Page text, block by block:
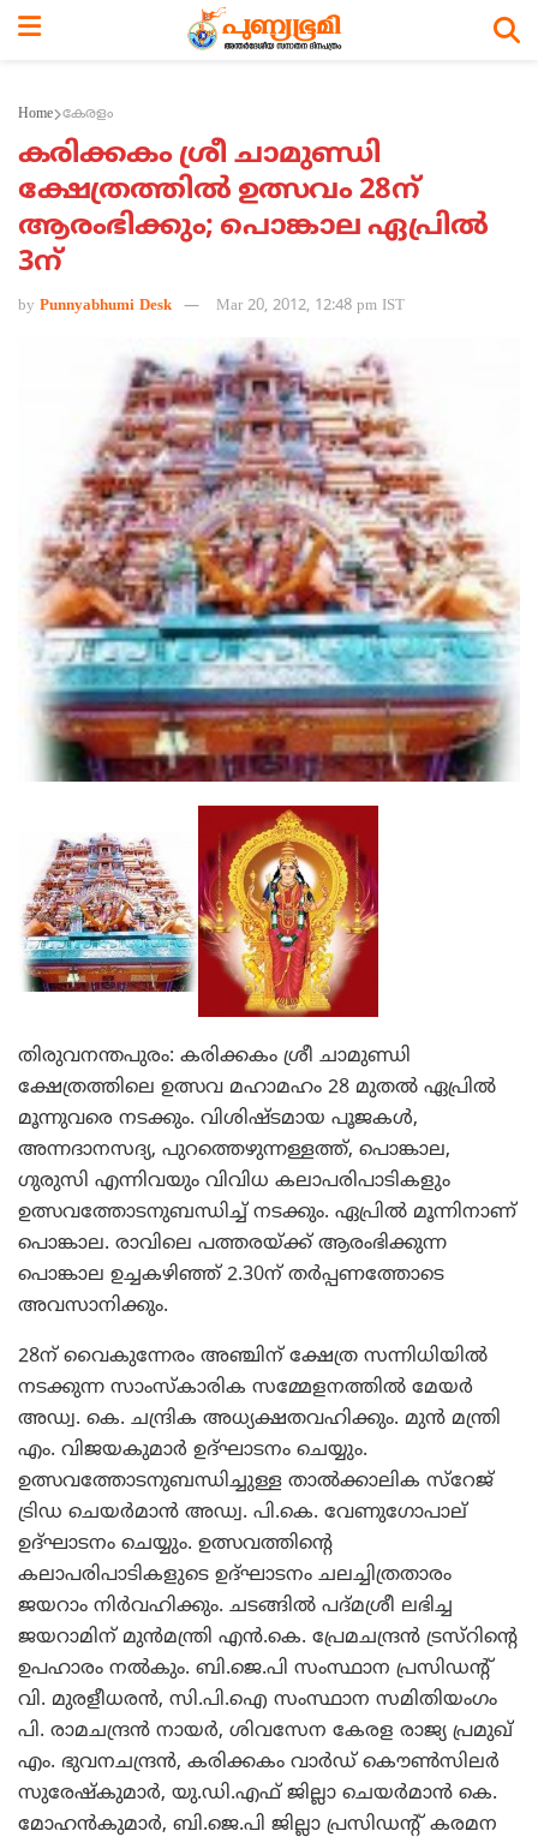
Home കേരളം
കരിക്കകം ശ്രീ ചാമുണ്ഡി
ക്ഷേത്രത്തില്‍ ഉത്സവം 28ന്
ആരംഭിക്കും; പൊങ്കാല ഏപ്രില്‍
3ന്
by Punnyabhumi Desk Mar 20, 2012, 12:48 pm IST
തിരുവനന്തപുരം: കരിക്കകം ശ്രീ ചാമുണ്ഡി
ക്ഷേത്രത്തിലെ ഉത്സവ മഹാമഹം 28 മുതല്‍ ഏപ്രില്‍
മൂന്നുവരെ നടക്കും. വിശിഷ്ടമായ പൂജകള്‍,
അന്നദാനസദ്യ, പുറത്തെഴുന്നള്ളത്ത്, പൊങ്കാല,
ഗുരുസി എന്നിവയും വിവിധ കലാപരിപാടികളും
ഉത്സവത്തോടനുബന്ധിച്ച് നടക്കും. ഏപ്രില്‍ മൂന്നിനാണ്
പൊങ്കാല. രാവിലെ പത്തരയ്ക്ക് ആരംഭിക്കുന്ന
പൊങ്കാല ഉച്ചകഴിഞ്ഞ് 2.30ന് തര്‍പ്പണത്തോടെ
അവസാനിക്കും.
28ന് വൈകുന്നേരം അഞ്ചിന് ക്ഷേത്ര സന്നിധിയില്‍
നടക്കുന്ന സാംസ്കാരിക സമ്മേളനത്തില്‍ മേയര്‍
അഡ്വ. കെ. ചന്ദ്രിക അധ്യക്ഷതവഹിക്കും. മുന്‍ മന്ത്രി
എം. വിജയകുമാര്‍ ഉദ്ഘാടനം ചെയ്യും.
ഉത്സവത്തോടനുബന്ധിച്ചുള്ള താല്‍ക്കാലിക സ്റേജ്
ട്രിഡ ചെയര്‍മാന്‍ അഡ്വ. പി.കെ. വേണുഗോപാല്
ഉദ്ഘാടനം ചെയ്യും. ഉത്സവത്തിന്റെ
കലാപരിപാടികളുടെ ഉദ്ഘാടനം ചലച്ചിത്രതാരം
ജയറാം നിര്‍വഹിക്കും. ചടങ്ങില്‍ പദ്മശ്രീ ലഭിച്ച
ജയറാമിന് മുന്‍മന്ത്രി എന്‍.കെ. പ്രേമചന്ദ്രന്‍ ട്രസ്റിന്റെ
ഉപഹാരം നല്‍കും. ബി.ജെ.പി സംസ്ഥാന പ്രസിഡന്റ്
വി. മുരളീധരന്‍, സി.പി.ഐ സംസ്ഥാന സമിതിയംഗം
പി. രാമചന്ദ്രന്‍ നായര്‍, ശിവസേന കേരള രാജ്യ പ്രമുഖ്
എം. ഭുവനചന്ദ്രന്‍, കരിക്കകം വാര്‍ഡ് കൌണ്‍സിലര്‍
സുരേഷ്കുമാര്‍, യു.ഡി.എഫ് ജില്ലാ ചെയര്‍മാന്‍ കെ.
മോഹന്‍കുമാര്‍, ബി.ജെ.പി ജില്ലാ പ്രസിഡന്റ് കരമന